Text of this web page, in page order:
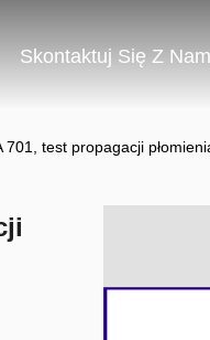
Skontaktuj Się Z
test propagacji